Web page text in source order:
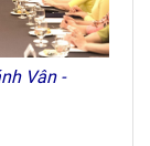
Vân -